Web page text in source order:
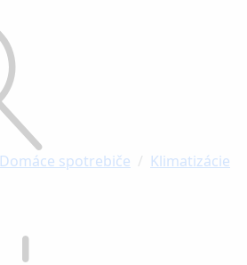
Domáce spotrebiče
Klimatizácie